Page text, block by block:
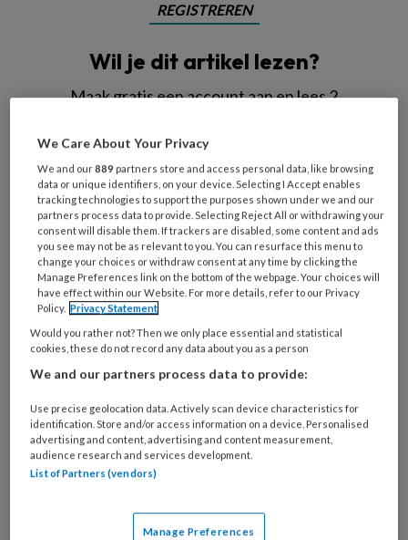
REGISTREREN
Wil je dit artikel lezen?
Maak gratis een account aan en lees 2
Al een account of abonnement?Log dan in
Wat
is
je
e-
mailadres?
*
Kies
je
wachtwoord* *
Kies
je
functie *
Bij
welke
organisatie
Ontvang 2x per week de
We Care About Your Privacy
We and our889 partners store and access personal data, like browsing
data or unique identifiers, on your device. Selecting I Accept enables
tracking technologies to support the purposes shown under we and our
partners process data to provide. Selecting Reject All or withdrawing your
consent will disable them. If trackers are disabled, some content and ads
you see may not be as relevant to you. You can resurface this menu to
change your choices or withdraw consent at any time by clicking the
Manage Preferences link on the bottom of the webpage. Your choices will
have effect within our Website. For more details, refer to our Privacy
Policy. Privacy Statement
Would you rather not? Then we only place essential and statistical
cookies, these do not record any data about you as a person
We and our partners process data to provide:
Use precise geolocation data. Actively scan device characteristics for
identification. Store and/or access information on a device. Personalised
advertising and content, advertising and content measurement,
audience research and services development.
List of Partners (vendors)
Manage Preferences